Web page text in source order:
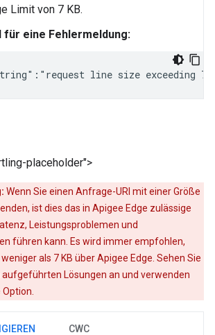
Limit von 7 KB.
für eine Fehlermeldung:
line size exceeding
placeholder">
Wenn Sie einen Anfrage-URI mit einer Größe
ist dies das in Apigee Edge zulässige
Leistungsproblemen und
führen kann. Es wird immer empfohlen,
als 7 KB über Apigee Edge. Sehen Sie
Lösungen an und verwenden
CWC